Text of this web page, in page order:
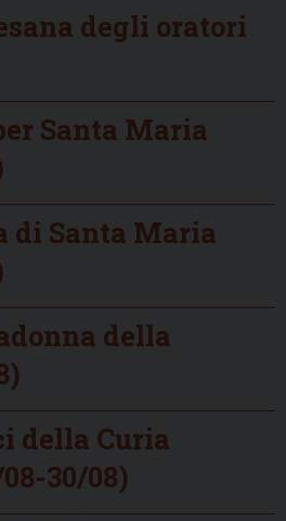
degli oratori
Santa Maria
di Santa Maria
della
della Curia
30/08)